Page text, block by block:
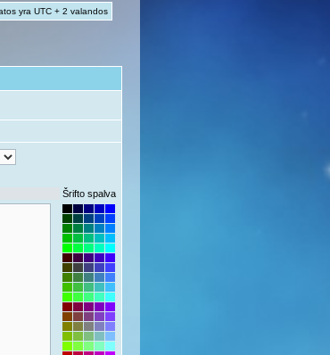
yra UTC + 2 valandos
Šrifto spalva